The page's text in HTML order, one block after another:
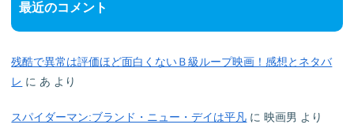
最近のコメント
残酷で異常は評価ほど面白くないＢ級ループ映画！感想とネタバ
レ に あ より
スパイダーマン:ブランド・ニュー・デイは平凡 に映画男 より